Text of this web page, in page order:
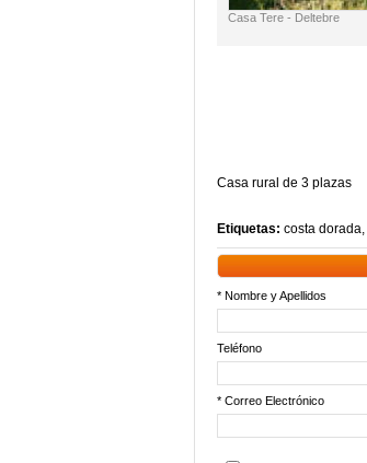
Casa Tere - Deltebre
Casa rural de 3 plazas
Etiquetas: costa dorada,
* Nombre y Apellidos
Teléfono
* Correo Electrónico